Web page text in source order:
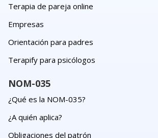
Terapia de pareja online
Empresas
Orientación para padres
Terapify para psicólogos
NOM-035
¿Qué es la NOM-035?
¿A quién aplica?
Obligaciones del patrón